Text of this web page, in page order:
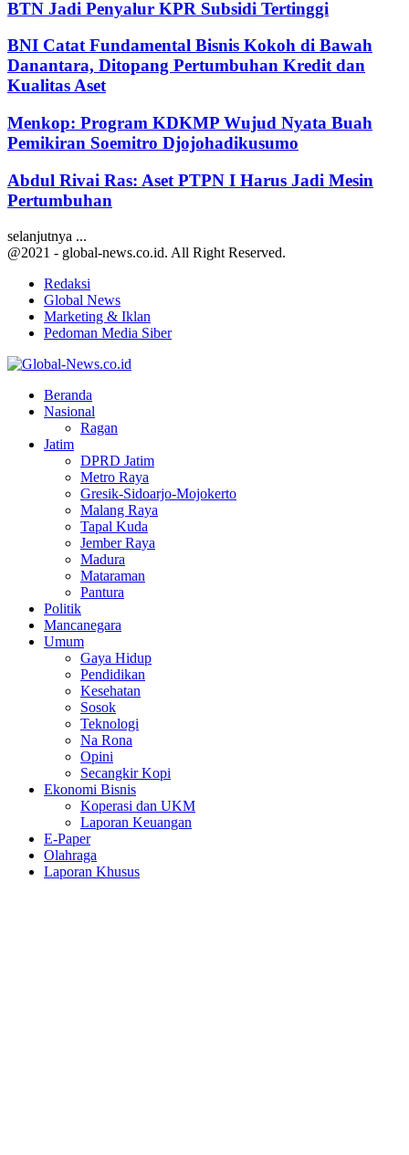
BTN Jadi Penyalur KPR Subsidi Tertinggi
BNI Catat Fundamental Bisnis Kokoh di Bawah
Danantara, Ditopang Pertumbuhan Kredit dan
Kualitas Aset
Menkop: Program KDKMP Wujud Nyata Buah
Pemikiran Soemitro Djojohadikusumo
Abdul Rivai Ras: Aset PTPN I Harus Jadi Mesin
Pertumbuhan
selanjutnya ...
@2021 - global-news.co.id. All Right Reserved.
Redaksi
Global News
Marketing & Iklan
Pedoman Media Siber
Beranda
Nasional
Ragan
Jatim
DPRD Jatim
Metro Raya
Gresik-Sidoarjo-Mojokerto
Malang Raya
Tapal Kuda
Jember Raya
Madura
Mataraman
Pantura
Politik
Mancanegara
Umum
Gaya Hidup
Pendidikan
Kesehatan
Sosok
Teknologi
Na Rona
Opini
Secangkir Kopi
Ekonomi Bisnis
Koperasi dan UKM
Laporan Keuangan
E-Paper
Olahraga
Laporan Khusus